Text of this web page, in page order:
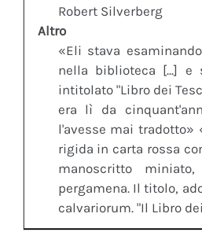
Robert Silverberg
Altro
«Eli stava
nella biblioteca [...]
intitolato "Libro dei
era lì da
l'avesse mai tradotto»
rigida in carta rossa
manoscritto
pergamena. Il titolo,
calvariorum. "Il Libro